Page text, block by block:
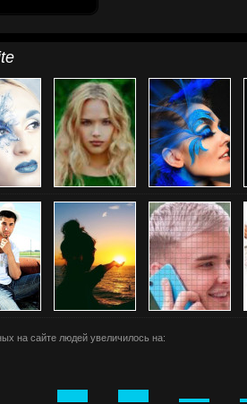
на сайте людей увеличилось на: